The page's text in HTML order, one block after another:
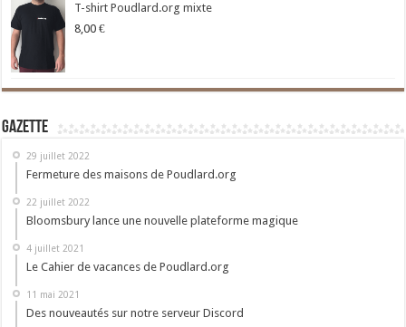
T-shirt Poudlard.org mixte
8,00 €
Gazette
29 juillet 2022
Fermeture des maisons de Poudlard.org
22 juillet 2022
Bloomsbury lance une nouvelle plateforme magique
4 juillet 2021
Le Cahier de vacances de Poudlard.org
11 mai 2021
Des nouveautés sur notre serveur Discord